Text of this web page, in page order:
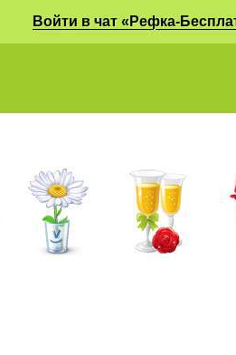
Войти в чат «Рефка-